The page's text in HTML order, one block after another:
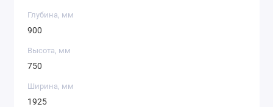
Глубина, мм
900
Высота, мм
750
Ширина, мм
1925